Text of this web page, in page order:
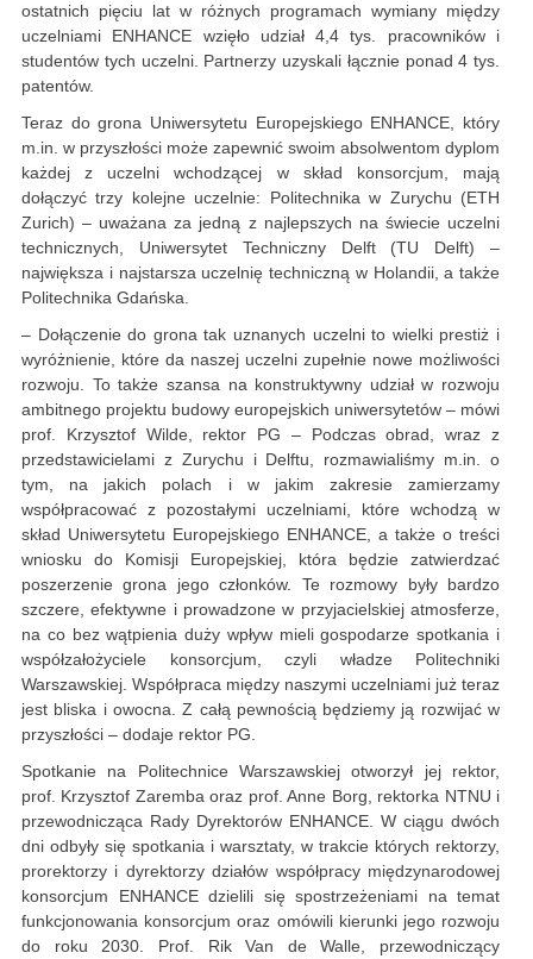
ostatnich pięciu lat w różnych programach wymiany między
uczelniami ENHANCE wzięło udział 4,4 tys. pracowników i
studentów tych uczelni. Partnerzy uzyskali łącznie ponad 4 tys.
patentów.
Teraz do grona Uniwersytetu Europejskiego ENHANCE, który
m.in. w przyszłości może zapewnić swoim absolwentom dyplom
każdej z uczelni wchodzącej w skład konsorcjum, mają
dołączyć trzy kolejne uczelnie: Politechnika w Zurychu (ETH
Zurich) – uważana za jedną z najlepszych na świecie uczelni
technicznych, Uniwersytet Techniczny Delft (TU Delft) –
największa i najstarsza uczelnię techniczną w Holandii, a także
Politechnika Gdańska.
– Dołączenie do grona tak uznanych uczelni to wielki prestiż i
wyróżnienie, które da naszej uczelni zupełnie nowe możliwości
rozwoju. To także szansa na konstruktywny udział w rozwoju
ambitnego projektu budowy europejskich uniwersytetów – mówi
prof. Krzysztof Wilde, rektor PG – Podczas obrad, wraz z
przedstawicielami z Zurychu i Delftu, rozmawialiśmy m.in. o
tym, na jakich polach i w jakim zakresie zamierzamy
współpracować z pozostałymi uczelniami, które wchodzą w
skład Uniwersytetu Europejskiego ENHANCE, a także o treści
wniosku do Komisji Europejskiej, która będzie zatwierdzać
poszerzenie grona jego członków. Te rozmowy były bardzo
szczere, efektywne i prowadzone w przyjacielskiej atmosferze,
na co bez wątpienia duży wpływ mieli gospodarze spotkania i
współzałożyciele konsorcjum, czyli władze Politechniki
Warszawskiej. Współpraca między naszymi uczelniami już teraz
jest bliska i owocna. Z całą pewnością będziemy ją rozwijać w
przyszłości – dodaje rektor PG.
Spotkanie na Politechnice Warszawskiej otworzył jej rektor,
prof. Krzysztof Zaremba oraz prof. Anne Borg, rektorka NTNU i
przewodnicząca Rady Dyrektorów ENHANCE. W ciągu dwóch
dni odbyły się spotkania i warsztaty, w trakcie których rektorzy,
prorektorzy i dyrektorzy działów współpracy międzynarodowej
konsorcjum ENHANCE dzielili się spostrzeżeniami na temat
funkcjonowania konsorcjum oraz omówili kierunki jego rozwoju
do roku 2030. Prof. Rik Van de Walle, przewodniczący